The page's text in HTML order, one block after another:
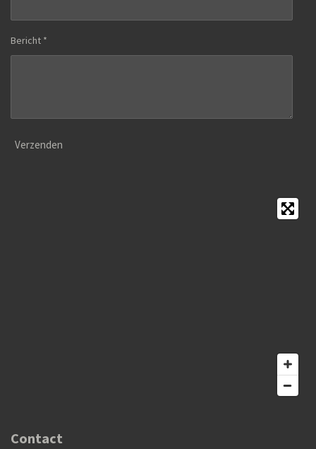
Bericht *
Verzenden
Contact